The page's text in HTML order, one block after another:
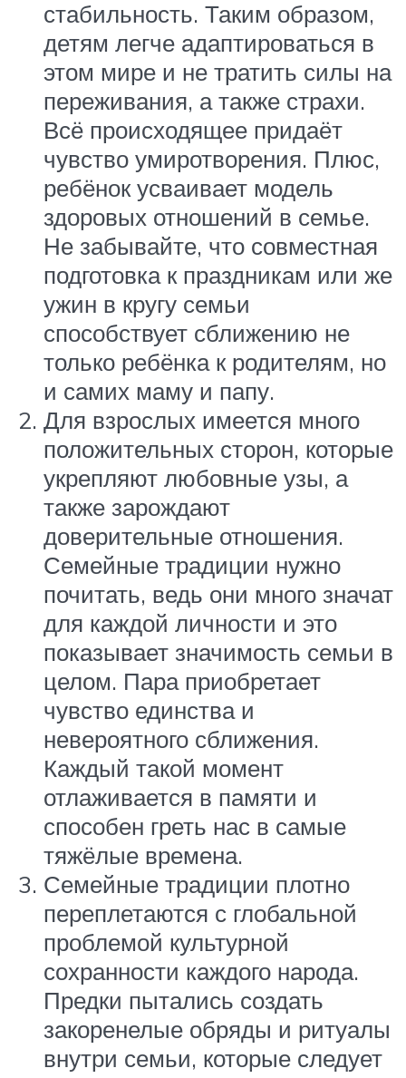
стабильность. Таким образом,
детям легче адаптироваться в
этом мире и не тратить силы на
переживания, а также страхи.
Всё происходящее придаёт
чувство умиротворения. Плюс,
ребёнок усваивает модель
здоровых отношений в семье.
Не забывайте, что совместная
подготовка к праздникам или же
ужин в кругу семьи
способствует сближению не
только ребёнка к родителям, но
и самих маму и папу.
Для взрослых имеется много
положительных сторон, которые
укрепляют любовные узы, а
также зарождают
доверительные отношения.
Семейные традиции нужно
почитать, ведь они много значат
для каждой личности и это
показывает значимость семьи в
целом. Пара приобретает
чувство единства и
невероятного сближения.
Каждый такой момент
отлаживается в памяти и
способен греть нас в самые
тяжёлые времена.
Семейные традиции плотно
переплетаются с глобальной
проблемой культурной
сохранности каждого народа.
Предки пытались создать
закоренелые обряды и ритуалы
внутри семьи, которые следует